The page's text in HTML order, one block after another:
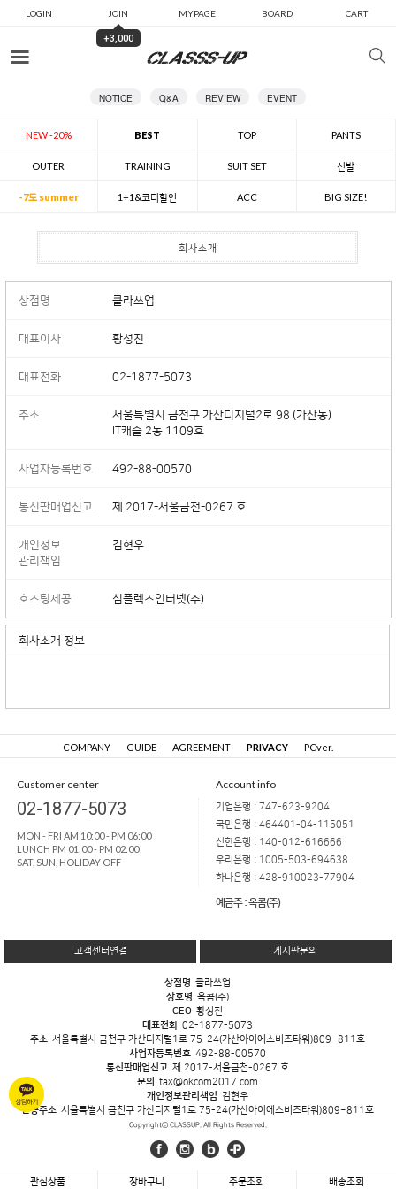
LOGIN JOIN MYPAGE BOARD CART
+3,000
NOTICE Q&A REVIEW EVENT
NEW -20% BEST TOP PANTS
OUTER TRAINING SUIT SET 신발
-7도 summer 1+1&코디할인 ACC BIG SIZE!
회사소개
상점명 클라쓰업
대표이사 황성진
대표전화 02-1877-5073
주소
서울특별시 금천구 가산디지털2로 98 (가산동)
IT캐슬 2동 1109호
사업자등록번호 492-88-00570
통신판매업신고 제 2017-서울금천-0267 호
개인정보
관리책임
김현우
호스팅제공 심플렉스인터넷(주)
회사소개 정보
COMPANY GUIDE AGREEMENT PRIVACY PCver.
Customer center
02-1877-5073
MON - FRI AM 10:00 - PM 06:00
LUNCH PM 01:00 - PM 02:00
SAT, SUN, HOLIDAY OFF
Account info
기업은행 : 747-623-9204
국민은행 : 464401-04-115051
신한은행 : 140-012-616666
우리은행 : 1005-503-694638
하나은행 : 428-910023-77904
예금주 : 옥콤(주)
고객센터연결 게시판문의
상점명 클라쓰업
상호명 옥콤(주)
CEO 황성진
대표전화 02-1877-5073
주소 서울특별시 금천구 가산디지털1로 75-24(가산아이에스비즈타워)809~811호
사업자등록번호 492-88-00570
통신판매업신고 제 2017-서울금천-0267 호
문의 tax@okcom2017.com
개인정보관리책임 김현우
반송주소 서울특별시 금천구 가산디지털1로 75-24(가산아이에스비즈타워)809~811호
Copyrightⓒ CLASSUP. All Rights Reserved.
관심상품 장바구니 주문조회 배송조회